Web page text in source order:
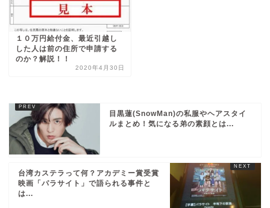
１０万円給付金、最近引越し
した人は前の住所で申請する
のか？解説！！
2020年4月30日
目黒蓮(SnowMan)の私服やヘアスタイ
ルまとめ！気になる弟の素顔とは...
台湾カステラって何？アカデミー賞受賞
映画「パラサイト」で語られる事件と
は...